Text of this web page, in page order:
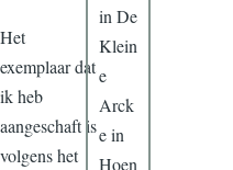
Het
exemplaar dat
ik heb
aangeschaft is
volgens het
in De
Klein
e
Arck
e in
Hoen